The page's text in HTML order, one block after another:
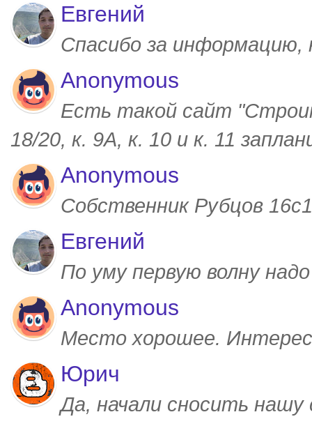
Евгений
Спасибо за
Anonymous
Есть такой сайт
18/20, к. 9А, к. 10 и к. 11
Anonymous
Собственник Рубцов
Евгений
По уму первую волну
Anonymous
Место хорошее.
Юрич
Да, начали сносить